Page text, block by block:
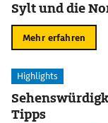
Sylt und die
Mehr erfahren
Highlights
Tipps